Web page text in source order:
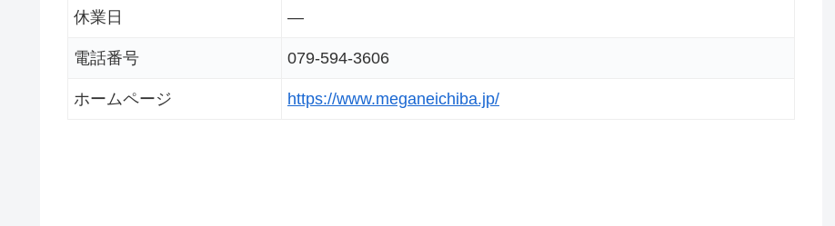
休業日 ―
電話番号 079-594-3606
ホームページ https://www.meganeichiba.jp/